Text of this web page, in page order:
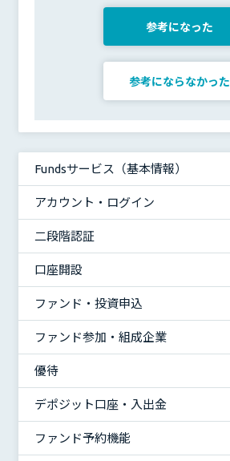
Fundsサービス（基本情報）
アカウント・ログイン
二段階認証
口座開設
ファンド・投資申込
ファンド参加・組成企業
優待
デポジット口座・入出金
ファンド予約機能
参考にならなかった
参考になった